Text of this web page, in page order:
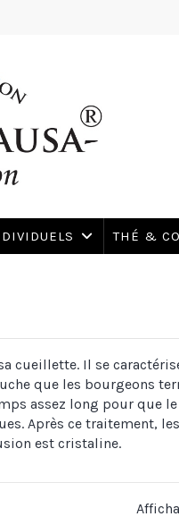
THÉ & CO
cueillette. Il se
que les bourgeons
assez long pour que
Après ce traitement,
est cristaline.